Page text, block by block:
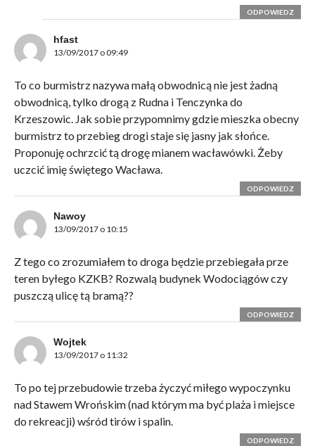
ODPOWIEDZ
hfast
13/09/2017 o 09:49
To co burmistrz nazywa małą obwodnicą nie jest żadną
obwodnicą, tylko drogą z Rudna i Tenczynka do
Krzeszowic. Jak sobie przypomnimy gdzie mieszka obecny
burmistrz to przebieg drogi staje się jasny jak słońce.
Proponuję ochrzcić tą drogę mianem wacławówki. Żeby
uczcić imię świętego Wacława.
ODPOWIEDZ
Nawoy
13/09/2017 o 10:15
Z tego co zrozumiałem to droga będzie przebiegała prze
teren byłego KZKB? Rozwalą budynek Wodociągów czy
puszczą ulicę tą bramą??
ODPOWIEDZ
Wojtek
13/09/2017 o 11:32
To po tej przebudowie trzeba życzyć miłego wypoczynku
nad Stawem Wrońskim (nad którym ma być plaża i miejsce
do rekreacji) wśród tirów i spalin.
ODPOWIEDZ